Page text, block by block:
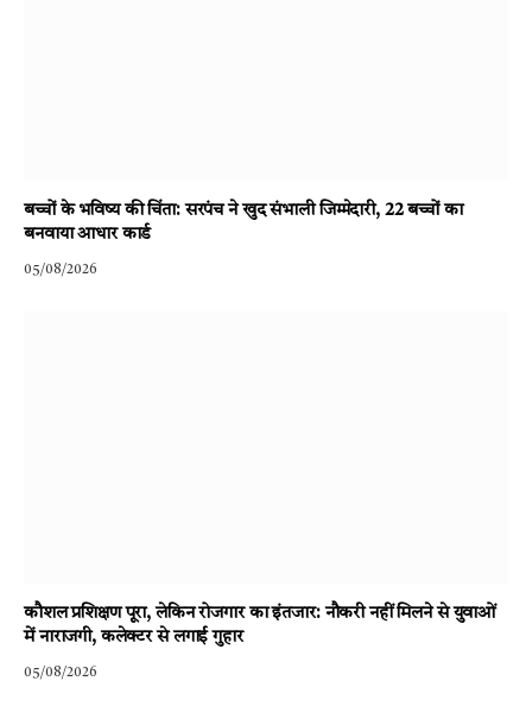
बच्चों के भविष्य की चिंता: सरपंच ने खुद संभाली जिम्मेदारी, 22 बच्चों का
बनवाया आधार कार्ड
05/08/2026
कौशल प्रशिक्षण पूरा, लेकिन रोजगार का इंतजार: नौकरी नहीं मिलने से युवाओं
में नाराजगी, कलेक्टर से लगाई गुहार
05/08/2026